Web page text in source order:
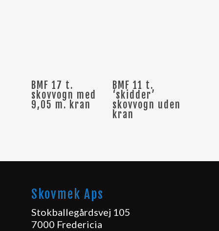
Læs Mere
BMF 17 t.
skovvogn med
9,05 m. kran
Læs Mere
BMF 11 t.
‘skidder’
skovvogn uden
kran
Skovmek Aps
Stokballegårdsvej 105
7000 Fredericia